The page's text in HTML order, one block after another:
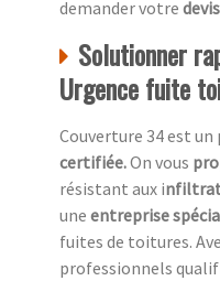
demander votre
Solutionner
Urgence fuite
Couverture 34 est
certifiée.On vous
résistant aux i
une entreprise
fuites de toitures.
professionnels